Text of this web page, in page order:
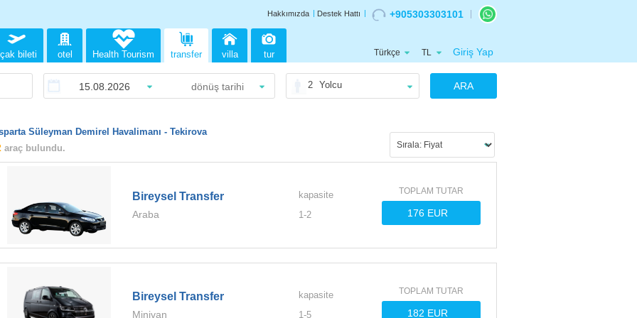
Hakkımızda Destek Hattı +905303303101
bileti otel transfer villa tur
Health Tourism Türkçe TL Giriş Yap
2 Yolcu ARA
Süleyman Demirel Havalimanı - Tekirova
araç bulundu.
Bireysel Transfer
Araba
kapasite
1-2
TOPLAM TUTAR
Bireysel Transfer
Minivan
kapasite
1-5
TOPLAM TUTAR